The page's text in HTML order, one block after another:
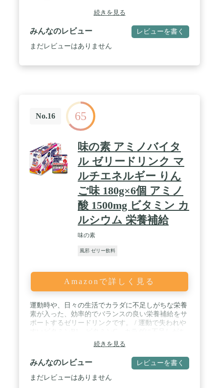
【特長3】<br>手に持って食べやすいストロー付き
パウチ容器なので、お子さまの「自分で飲みたい!
」を応援します。 / 【特長4】<br>誤飲防止に配慮
した大きなキャップを採用しました。
続きを見る
みんなのレビュー レビューを書く
まだレビューはありません
No.16 65
味の素 アミノバイタ
ル ゼリードリンク マ
ルチエネルギー りん
ご味 180g×6個 アミノ
酸 1500mg ビタミン カ
ルシウム 栄養補給
味の素
風邪 ゼリー飲料
Amazonで詳しく見る
運動時や、日々の生活でカラダに不足しがちな栄養
素が入った、効率的でバランスの良い栄養補給をサ
ポートするゼリードリンクです。 / 運動で失われや
なビタミンD、カルシウム、ご飯1杯分相当のエネル
ギー160kcalを配合した、効率的でバランスの良い栄
養補給をサポートするゼリードリンクです / 【飲み
方】スポーツ時にもおいしくお飲み頂ける、すっき
りとしたりんご味です。運動前や運動中のエネルギ
続きを見る
みんなのレビュー レビューを書く
まだレビューはありません